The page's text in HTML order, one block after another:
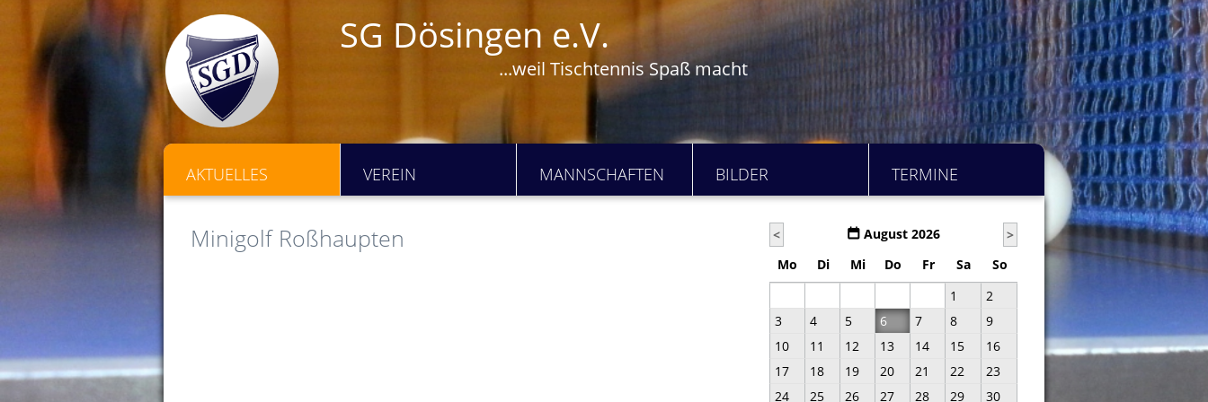
SG Dösingen e.V.
...weil Tischtennis Spaß macht
AKTUELLES VEREIN MANNSCHAFTEN BILDER TERMINE
Minigolf Roßhaupten < August 2026
>
Mo
Di Mi Do Fr Sa
So
1
2
3
4 5 6 7 8
9
10
11 12 13 14 15
16
17
18 19 20 21 22
23
24
25 26 27 28 29 30